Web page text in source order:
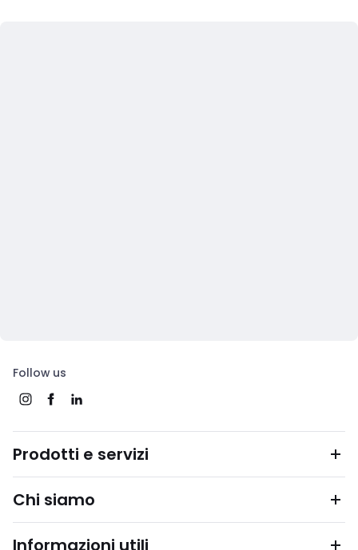
Follow us
Prodotti e servizi
Chi siamo
Informazioni utili